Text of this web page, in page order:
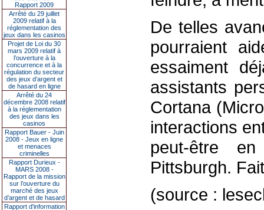
Rapport 2009
Arrêté du 29 juillet
2009 relatif à la
réglementation des
jeux dans les casinos
Projet de Loi du 30
mars 2009 relatif à
l’ouverture à la
concurrence et à la
régulation du secteur
des jeux d’argent et
de hasard en ligne
Arrêté du 24
décembre 2008 relatif
à la réglementation
des jeux dans les
casinos
Rapport Bauer - Juin
2008 - Jeux en ligne
et menaces
criminelles
Rapport Durieux -
MARS 2008 -
Rapport de la mission
sur l’ouverture du
marché des jeux
d’argent et de hasard
Rapport d'information
De telles
pourraient
essaiment
assistants
Cortana
interactions
peut-être
Pittsburgh.
(source :